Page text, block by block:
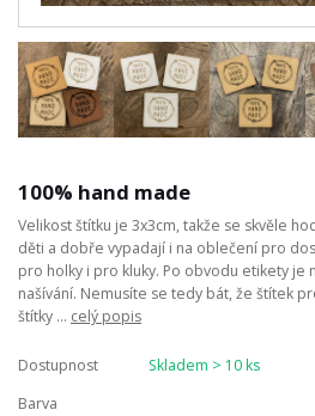
100% hand made
Velikost štítku je 3x3cm, takže se skvěle
děti a dobře vypadají i na oblečení pro
pro holky i pro kluky. Po obvodu etikety je
našívání. Nemusíte se tedy bát, že štítek
štítky ... celý popis
Dostupnost
Skladem > 10 ks
Barva